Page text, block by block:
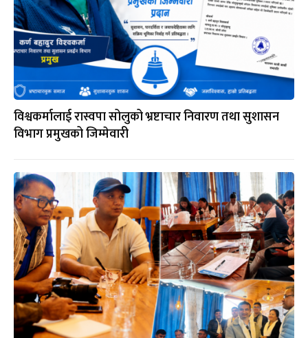
विश्वकर्मालाई रास्वपा सोलुको भ्रष्टाचार निवारण तथा सुशासन
विभाग प्रमुखको जिम्मेवारी